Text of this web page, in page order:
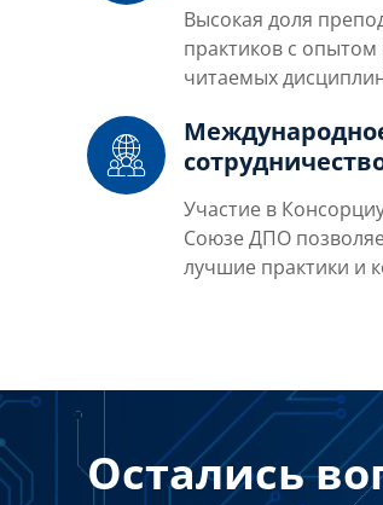
Высокая доля
практиков с
читаемых
Участие в
Союзе ДПО
лучшие практики и
Остались